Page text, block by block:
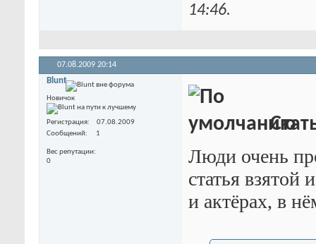
14:46.
07.08.2009 20:14
Blunt
Новичок
Регистрация
07.08.2009
Сообщений
1
Вес репутации
0
Люди очень
статья взятой
и актёрах, в